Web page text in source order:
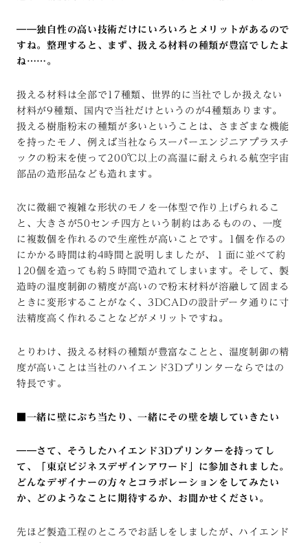
――独自性の高い技術だけにいろいろとメリットがあるので
すね。整理すると、まず、扱える材料の種類が豊富でしたよ
ね……。
扱える材料は全部で17種類、世界的に当社でしか扱えない
材料が9種類、国内で当社だけというのが4種類あります。
扱える樹脂粉末の種類が多いということは、さまざまな機能
を持ったモノ、例えば当社ならスーパーエンジニアプラスチ
ックの粉末を使って200℃以上の高温に耐えられる航空宇宙
部品の造形品なども造れます。
次に微細で複雑な形状のモノを一体型で作り上げられるこ
と、大きさが50センチ四方という制約はあるものの、一度
に複数個を作れるので生産性が高いことです。1個を作るの
にかかる時間は約4時間と説明しましたが、１面に並べて約
120個を造っても約５時間で造れてしまいます。そして、製
造時の温度制御の精度が高いので粉末材料が溶融して固まる
ときに変形することがなく、3DCADの設計データ通りに寸
法精度高く作れることなどがメリットですね。
とりわけ、扱える材料の種類が豊富なことと、温度制御の精
度が高いことは当社のハイエンド3Dプリンターならではの
特長です。
■一緒に壁にぶち当たり、一緒にその壁を壊していきたい
――さて、そうしたハイエンド3Dプリンターを持ってし
て、「東京ビジネスデザインアワード」に参加されました。
どんなデザイナーの方々とコラボレーションをしてみたい
か、どのようなことに期待するか、お聞かせください。
先ほど製造工程のところでお話しをしましたが、ハイエンド